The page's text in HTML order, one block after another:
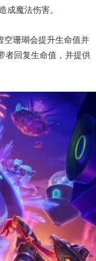
成魔法伤害。
珊瑚会提升生命值并
者回复生命值，并提供